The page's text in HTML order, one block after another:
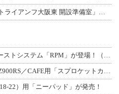
22）用「ニーパッド」が発売！